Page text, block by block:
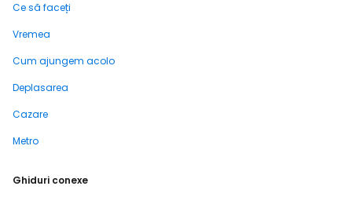
Ce să faceți
Vremea
Cum ajungem acolo
Deplasarea
Cazare
Metro
Ghiduri conexe